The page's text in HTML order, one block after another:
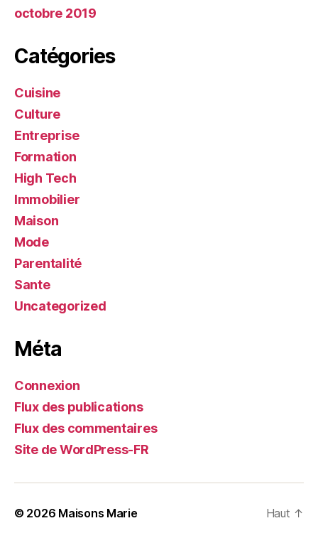
octobre 2019
Catégories
Cuisine
Culture
Entreprise
Formation
High Tech
Immobilier
Maison
Mode
Parentalité
Sante
Uncategorized
Méta
Connexion
Flux des publications
Flux des commentaires
Site de WordPress-FR
© 2026 Maisons Marie Haut ↑